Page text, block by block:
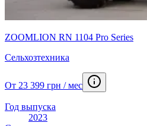
ZOOMLION RN 1104 Pro Series
Сельхозтехника
От 23 399 грн / мес
Год выпуска
2023